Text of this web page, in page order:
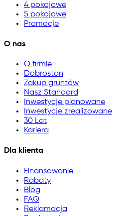
4 pokojowe
5 pokojowe
Promocje
O nas
O firmie
Dobrostan
Zakup gruntów
Nasz Standard
Inwestycje planowane
Inwestycje zrealizowane
30 Lat
Kariera
Dla klienta
Finansowanie
Rabaty
Blog
FAQ
Reklamacja